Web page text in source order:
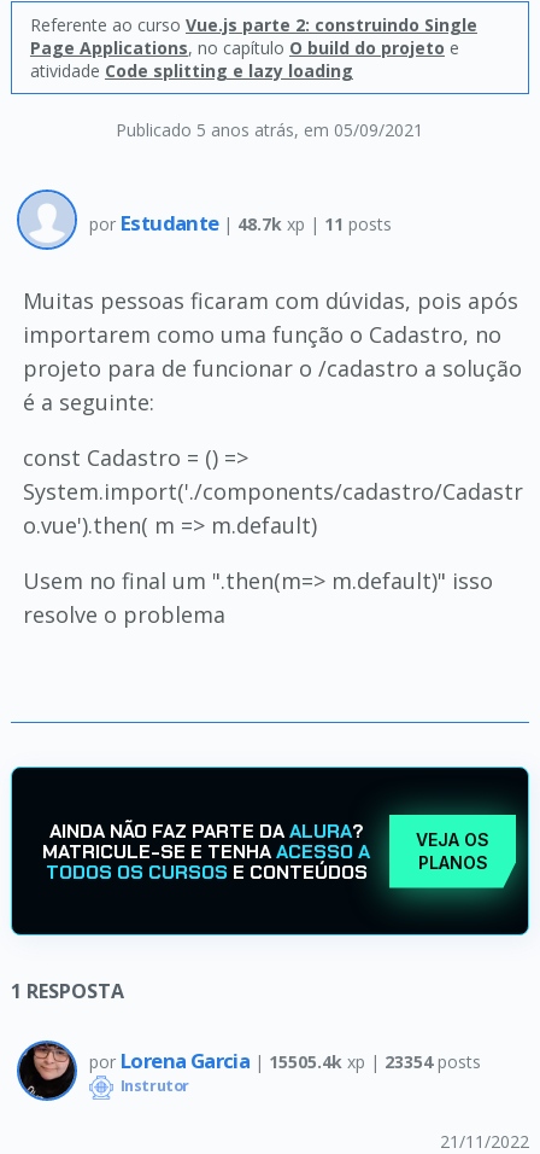
Publicado 5 anos atrás, em 05/09/2021
Referente ao curso Vue.js parte 2: construindo Single
Page Applications, no capítulo O build do projeto e
atividade Code splitting e lazy loading
por Estudante | 48.7k xp | 11 posts
Muitas pessoas ficaram com dúvidas, pois após
importarem como uma função o Cadastro, no
projeto para de funcionar o /cadastro a solução
é a seguinte:
const Cadastro = () =>
System.import('./components/cadastro/Cadastr
o.vue').then( m => m.default)
Usem no final um ".then(m=> m.default)" isso
resolve o problema
AINDA NÃO FAZ PARTE DAALURA?
MATRICULE-SE E TENHAACESSO A
TODOS OS CURSOS E CONTEÚDOS
VEJA OS
PLANOS
1 RESPOSTA
por Lorena Garcia | 15505.4k xp | 23354posts
Instrutor
21/11/2022